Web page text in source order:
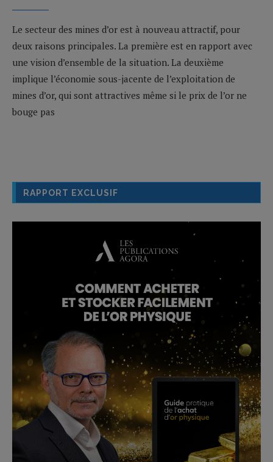
Le secteur des mines d’or est à nouveau attractif, pour
deux raisons principales. La première est en rapport avec
une vision d’ensemble de la situation. La deuxième
implique l’économie sous-jacente de l’exploitation de
mines d’or, qui sont attractives même si le prix de l’or ne
bouge pas
RAPPORT EXCLUSIF